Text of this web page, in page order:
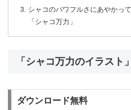
シャコのパワフルさにあやかっ
「シャコ万力」
「シャコ万力のイラスト
ダウンロード無料